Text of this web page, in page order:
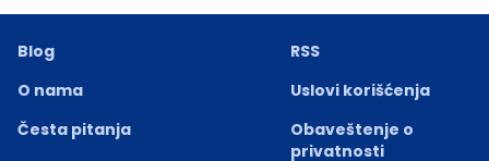
Blog
O nama
Česta pitanja
RSS
Uslovi korišćenja
Obaveštenje o
privatnosti